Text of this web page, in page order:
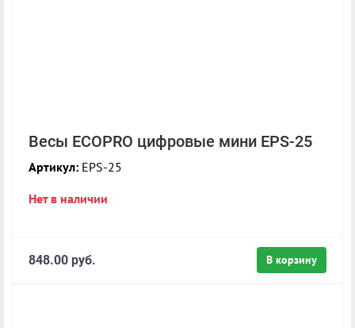
Весы ECOPRO цифровые мини EPS-25
Артикул: EPS-25
Нет в наличии
В корзину
848.00 руб.